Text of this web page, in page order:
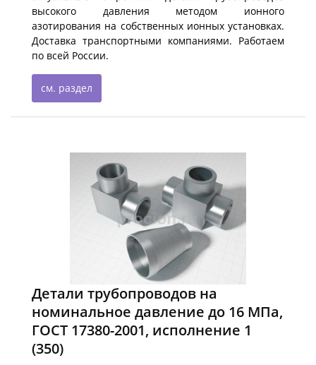
высокого давления методом ионного
азотирования на собственных ионных установках.
Доставка транспортными компаниями. Работаем
по всей России.
см. раздел
Детали трубопроводов на
номинальное давление до 16 МПа,
ГОСТ 17380-2001, исполнение 1
(350)